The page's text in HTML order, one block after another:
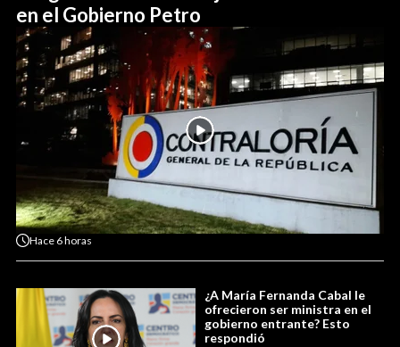
en el Gobierno Petro
Hace 6 horas
¿A María Fernanda Cabal le
ofrecieron ser ministra en el
gobierno entrante? Esto
respondió